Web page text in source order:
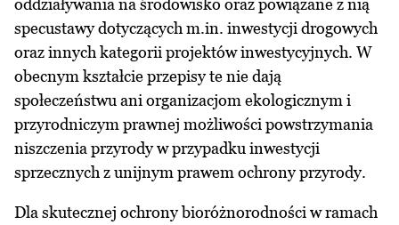
oddziaływania na środowisko oraz powiązane z nią
specustawy dotyczących m.in. inwestycji drogowych
oraz innych kategorii projektów inwestycyjnych. W
obecnym kształcie przepisy te nie dają
społeczeństwu ani organizacjom ekologicznym i
przyrodniczym prawnej możliwości powstrzymania
niszczenia przyrody w przypadku inwestycji
sprzecznych z unijnym prawem ochrony przyrody.
Dla skutecznej ochrony bioróżnorodności w ramach